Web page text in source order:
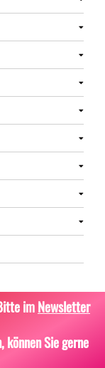
imNewsletter
können Sie gerne